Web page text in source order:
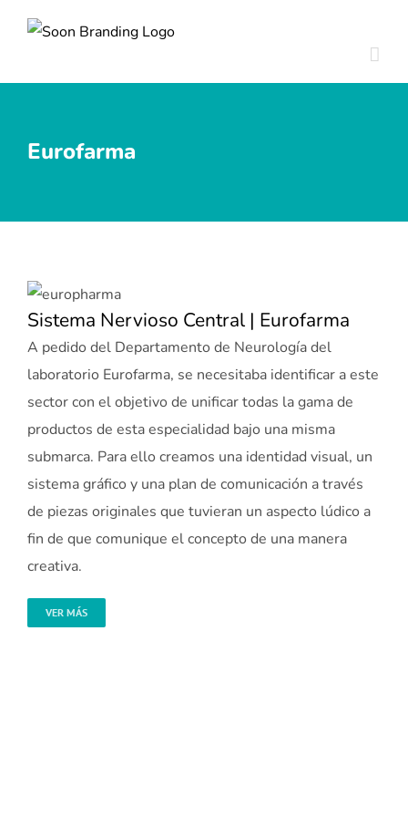
Eurofarma
Sistema Nervioso Central | Eurofarma
A pedido del Departamento de Neurología del
laboratorio Eurofarma, se necesitaba identificar a este
sector con el objetivo de unificar todas la gama de
productos de esta especialidad bajo una misma
submarca. Para ello creamos una identidad visual, un
sistema gráfico y una plan de comunicación a través
de piezas originales que tuvieran un aspecto lúdico a
fin de que comunique el concepto de una manera
creativa.
VER MÁS